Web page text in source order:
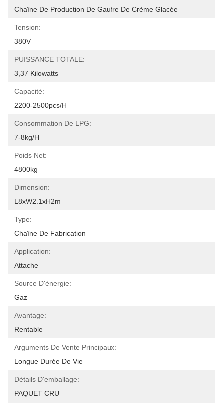
Chaîne De Production De Gaufre De Crème Glacée
Tension:
380V
PUISSANCE TOTALE:
3,37 Kilowatts
Capacité:
2200-2500pcs/h
Consommation De LPG:
7-8kg/h
Poids Net:
4800kg
Dimension:
L8xW2.1xH2m
Type:
Chaîne De Fabrication
Application:
Attache
Source D'énergie:
Gaz
Avantage:
Rentable
Arguments De Vente Principaux:
Longue Durée De Vie
Détails D'emballage:
PAQUET CRU